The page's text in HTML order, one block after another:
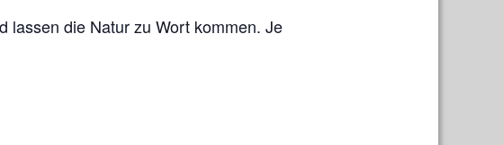
lassen die Natur zu Wort kommen. Je